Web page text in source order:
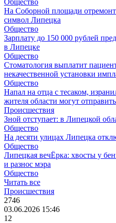
Общество
На Соборной площади
символ Липецка
Общество
Зарплату до 150 000 рублей
в Липецке
Общество
Стоматология выплатит
некачественной установки
Общество
Напал на отца с тесаком,
жителя области могут
Происшествия
Зной отступает: в Липецкой
Общество
На десяти улицах Липецка
Общество
Липецкая вечЁрка: хвосты у
и разнос мэра
Общество
Читать все
Происшествия
2746
03.06.2026 15:46
12